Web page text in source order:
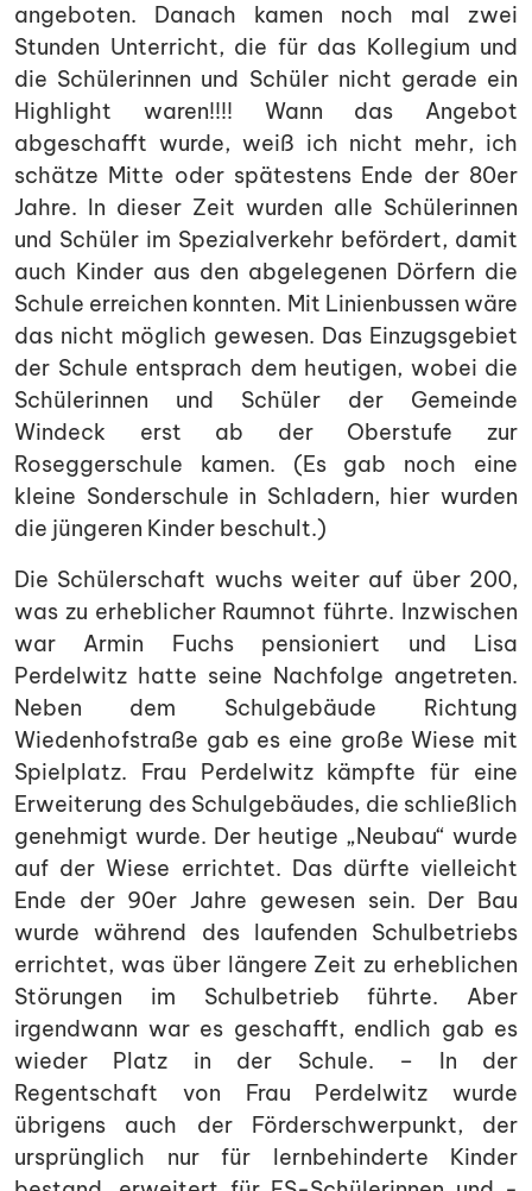
angeboten. Danach kamen noch mal zwei
Stunden Unterricht, die für das Kollegium und
die Schülerinnen und Schüler nicht gerade ein
Highlight waren!!!! Wann das Angebot
abgeschafft wurde, weiß ich nicht mehr, ich
schätze Mitte oder spätestens Ende der 80er
Jahre. In dieser Zeit wurden alle Schülerinnen
und Schüler im Spezialverkehr befördert, damit
auch Kinder aus den abgelegenen Dörfern die
Schule erreichen konnten. Mit Linienbussen wäre
das nicht möglich gewesen. Das Einzugsgebiet
der Schule entsprach dem heutigen, wobei die
Schülerinnen und Schüler der Gemeinde
Windeck erst ab der Oberstufe zur
Roseggerschule kamen. (Es gab noch eine
kleine Sonderschule in Schladern, hier wurden
die jüngeren Kinder beschult.)
Die Schülerschaft wuchs weiter auf über 200,
was zu erheblicher Raumnot führte. Inzwischen
war Armin Fuchs pensioniert und Lisa
Perdelwitz hatte seine Nachfolge angetreten.
Neben dem Schulgebäude Richtung
Wiedenhofstraße gab es eine große Wiese mit
Spielplatz. Frau Perdelwitz kämpfte für eine
Erweiterung des Schulgebäudes, die schließlich
genehmigt wurde. Der heutige „Neubau“ wurde
auf der Wiese errichtet. Das dürfte vielleicht
Ende der 90er Jahre gewesen sein. Der Bau
wurde während des laufenden Schulbetriebs
errichtet, was über längere Zeit zu erheblichen
Störungen im Schulbetrieb führte. Aber
irgendwann war es geschafft, endlich gab es
wieder Platz in der Schule. – In der
Regentschaft von Frau Perdelwitz wurde
übrigens auch der Förderschwerpunkt, der
ursprünglich nur für lernbehinderte Kinder